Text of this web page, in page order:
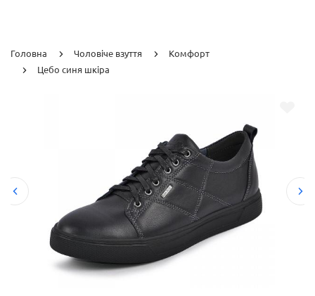
Головна Чоловіче взуття
Комфорт
Цебо синя шкіра